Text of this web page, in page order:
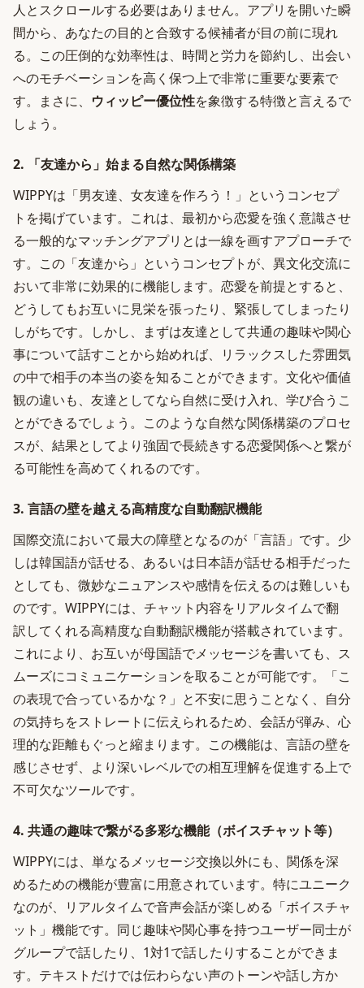
人とスクロールする必要はありません。アプリを開いた瞬
間から、あなたの目的と合致する候補者が目の前に現れ
る。この圧倒的な効率性は、時間と労力を節約し、出会い
へのモチベーションを高く保つ上で非常に重要な要素で
す。まさに、 ウィッピー優位性を象徴する特徴と言えるで
しょう。
2. 「友達から」始まる自然な関係構築
WIPPYは「男友達、女友達を作ろう！」というコンセプ
トを掲げています。これは、最初から恋愛を強く意識させ
る一般的なマッチングアプリとは一線を画すアプローチで
す。この「友達から」というコンセプトが、異文化交流に
おいて非常に効果的に機能します。恋愛を前提とすると、
どうしてもお互いに見栄を張ったり、緊張してしまったり
しがちです。しかし、まずは友達として共通の趣味や関心
事について話すことから始めれば、リラックスした雰囲気
の中で相手の本当の姿を知ることができます。文化や価値
観の違いも、友達としてなら自然に受け入れ、学び合うこ
とができるでしょう。このような自然な関係構築のプロセ
スが、結果としてより強固で長続きする恋愛関係へと繋が
る可能性を高めてくれるのです。
3. 言語の壁を越える高精度な自動翻訳機能
国際交流において最大の障壁となるのが「言語」です。少
しは韓国語が話せる、あるいは日本語が話せる相手だった
としても、微妙なニュアンスや感情を伝えるのは難しいも
のです。WIPPYには、チャット内容をリアルタイムで翻
訳してくれる高精度な自動翻訳機能が搭載されています。
これにより、お互いが母国語でメッセージを書いても、ス
ムーズにコミュニケーションを取ることが可能です。「こ
の表現で合っているかな？」と不安に思うことなく、自分
の気持ちをストレートに伝えられるため、会話が弾み、心
理的な距離もぐっと縮まります。この機能は、言語の壁を
感じさせず、より深いレベルでの相互理解を促進する上で
不可欠なツールです。
4. 共通の趣味で繋がる多彩な機能（ボイスチャット等）
WIPPYには、単なるメッセージ交換以外にも、関係を深
めるための機能が豊富に用意されています。特にユニーク
なのが、リアルタイムで音声会話が楽しめる「ボイスチャ
ット」機能です。同じ趣味や関心事を持つユーザー同士が
グループで話したり、1対1で話したりすることができま
す。テキストだけでは伝わらない声のトーンや話し方か